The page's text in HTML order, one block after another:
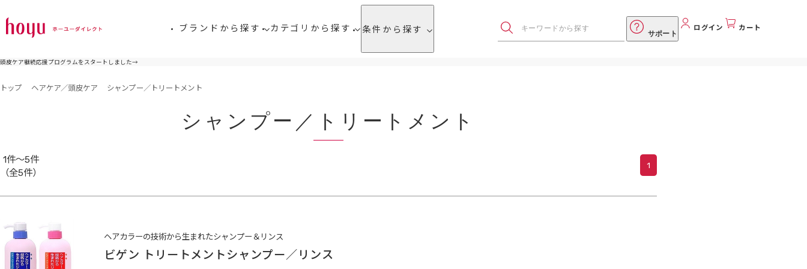
ブランドから探す カテゴリから探す 条件から探す サポート
ログイン カート
頭皮ケア継続応援プログラムをスタートしました→
トップ ヘアケア／頭皮ケア シャンプー／トリートメント
シャンプー／トリートメント
1件～5件
（全5件）
1
ヘアカラーの技術から生まれたシャンプー＆リンス
ビゲン トリートメントシャンプー／リンス